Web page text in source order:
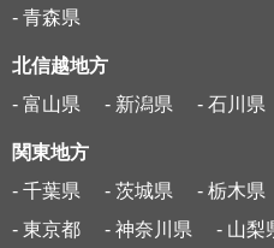
- 青森県
北信越地方
- 富山県
- 新潟県 - 石川県
関東地方
- 千葉県
- 茨城県 - 栃木県
- 東京都
- 神奈川県 - 山梨